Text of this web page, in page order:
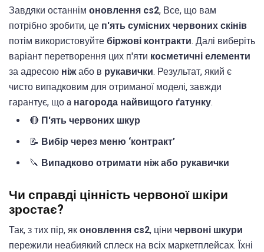
Завдяки останнім оновлення cs2, Все, що вам
потрібно зробити, це п'ять сумісних червоних скінів
потім використовуйте біржові контракти. Далі виберіть
варіант перетворення цих п'яти косметичні елементи
за адресою ніжабо в рукавички. Результат, який є
чисто випадковим для отриманої моделі, завжди
гарантує, що a нагорода найвищого ґатунку.
🔴 П'ять червоних шкур
📝 Вибір через меню ‘контракт’
🔪 Випадково отримати ніж або рукавички
Чи справді цінність червоної шкіри
зростає?
Так, з тих пір, як оновлення cs2, ціни червоні шкури
пережили неабиякий сплеск на всіх маркетплейсах. Їхні